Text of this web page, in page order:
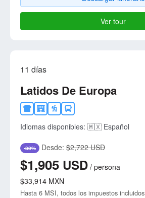
Ver tour
11 días
Latidos De Europa
Idiomas disponibles: 🇲🇽 Español
-30% Desde: $2,722 USD
$1,905 USD / persona
$33,914 MXN
Hasta 6 MSI, todos los impuestos incluidos